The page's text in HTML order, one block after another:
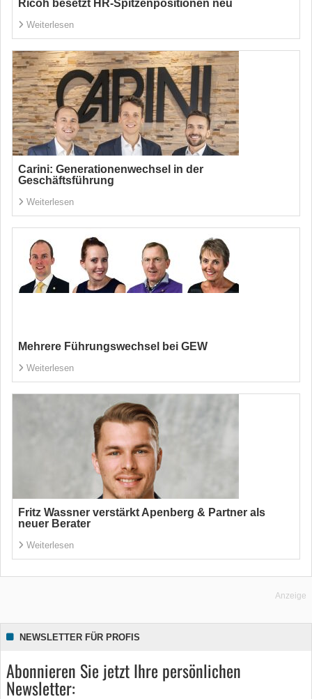
Ricoh besetzt HR-Spitzenpositionen neu
Weiterlesen
Carini: Generationenwechsel in der
Geschäftsführung
Weiterlesen
Mehrere Führungswechsel bei GEW
Weiterlesen
Fritz Wassner verstärkt Apenberg & Partner als
neuer Berater
Weiterlesen
Anzeige
NEWSLETTER FÜR PROFIS
Abonnieren Sie jetzt Ihre persönlichen
Newsletter: